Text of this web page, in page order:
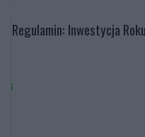
Regulamin: Inwestycja